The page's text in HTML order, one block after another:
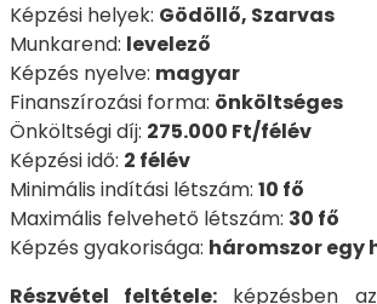
Képzési helyek: Gödöllő, Szarvas
Munkarend: levelező
Képzés nyelve: magyar
Finanszírozási forma: önköltséges
Önköltségi díj: 275.000 Ft/félév
Képzési idő: 2 félév
Minimális indítási létszám: 10 fő
Maximális felvehető létszám: 30 fő
Képzés gyakorisága: háromszor egy
Részvétel feltétele: képzésben